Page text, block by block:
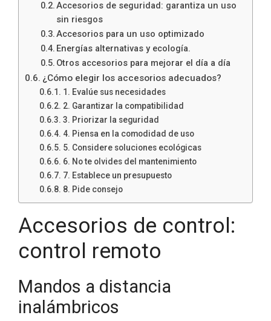
Accesorios de seguridad: garantiza un uso
sin riesgos
Accesorios para un uso optimizado
Energías alternativas y ecología.
Otros accesorios para mejorar el día a día
¿Cómo elegir los accesorios adecuados?
1. Evalúe sus necesidades
2. Garantizar la compatibilidad
3. Priorizar la seguridad
4. Piensa en la comodidad de uso
5. Considere soluciones ecológicas
6. No te olvides del mantenimiento
7. Establece un presupuesto
8. Pide consejo
Accesorios de control:
control remoto
Mandos a distancia
inalámbricos